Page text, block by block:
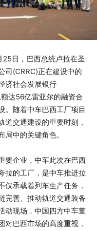
25日，巴西总统卢拉在圣
司(CRRC)正在建设中的
济社会发展银行
达56亿雷亚尔的融资合
。随着中车巴西工厂项目
道交通建设的重要时刻，
中的关键角色。
要企业，中车此次在巴西
拉的工厂，是中车推进拉
仅承载着列车生产任务，
完善、推动轨道交通装备
动现场，中国四方中车董
对巴西市场的高度重视，